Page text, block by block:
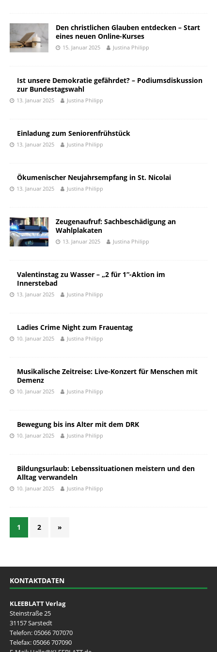
Den christlichen Glauben entdecken – Start
eines neuen Online-Kurses
15. Januar 2025 Justina Philipp
Ist unsere Demokratie gefährdet? – Podiumsdiskussion
zur Bundestagswahl
13. Januar 2025 Justina Philipp
Einladung zum Seniorenfrühstück
13. Januar 2025 Justina Philipp
Ökumenischer Neujahrsempfang in St. Nicolai
13. Januar 2025 Justina Philipp
Zeugenaufruf: Sachbeschädigung an
Wahlplakaten
13. Januar 2025 Justina Philipp
Valentinstag zu Wasser – „2 für 1“-Aktion im
Innerstebad
13. Januar 2025 Justina Philipp
Ladies Crime Night zum Frauentag
10. Januar 2025 Justina Philipp
Musikalische Zeitreise: Live-Konzert für Menschen mit
Demenz
10. Januar 2025 Justina Philipp
Bewegung bis ins Alter mit dem DRK
10. Januar 2025 Justina Philipp
Bildungsurlaub: Lebenssituationen meistern und den
Alltag verwandeln
10. Januar 2025 Justina Philipp
1 2 »
KONTAKTDATEN
KLEEBLATT Verlag
Steinstraße 25
31157 Sarstedt
Telefon:05066 707070
Telefax: 05066 707090